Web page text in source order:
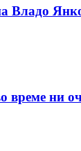
Владо
ни